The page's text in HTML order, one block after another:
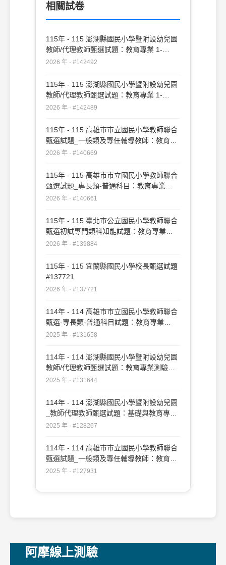
相關試卷
115年 - 115 澎湖縣國民小學暨附設幼兒園
教師/代理教師甄選試題：教育專業 1-
20#142492
2026 年 · #142492
115年 - 115 澎湖縣國民小學暨附設幼兒園
教師/代理教師甄選試題：教育專業 1-
50#142489
2026 年 · #142489
115年 - 115 高雄市市立國民小學教師聯合
甄選試題_一般類及專任輔導教師：教育專
業#140669
2026 年 · #140669
115年 - 115 高雄市市立國民小學教師聯合
甄選試題_專長類-普通科目：教育專業
#140661
2026 年 · #140661
115年 - 115 臺北市公立國民小學教師聯合
甄選初試專門類科知能試題：教育專業
#139884
2026 年 · #139884
115年 - 115 宜蘭縣國民小學校長甄選試題
#137721
2026 年 · #137721
114年 - 114 高雄市市立國民小學教師聯合
甄選-專長類-普通科目試題：教育專業
#131658
2025 年 · #131658
114年 - 114 澎湖縣國民小學暨附設幼兒園
教師/代理教師甄選試題：教育專業測驗
#131644
2025 年 · #131644
114年 - 114 澎湖縣國民小學暨附設幼兒園
_教師代理教師甄選試題：基礎與教育專業
測驗#128267
2025 年 · #128267
114年 - 114 高雄市市立國民小學教師聯合
甄選試題_一般類及專任輔導教師：教育專
業#127931
2025 年 · #127931
阿摩線上測驗